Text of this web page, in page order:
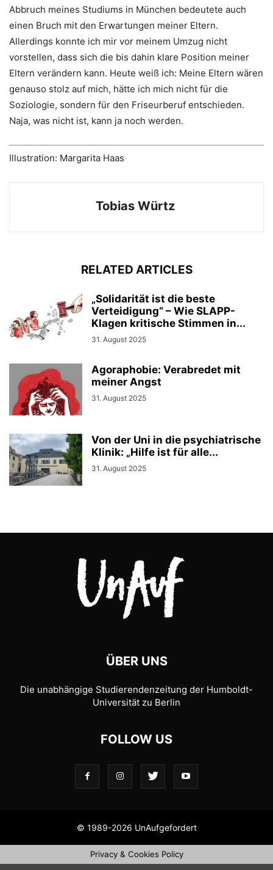
Abbruch meines Studiums in München bedeutete auch
einen Bruch mit den Erwartungen meiner Eltern.
Allerdings konnte ich mir vor meinem Umzug nicht
vorstellen, dass sich die bis dahin klare Position meiner
Eltern verändern kann. Heute weiß ich: Meine Eltern wären
genauso stolz auf mich, hätte ich mich nicht für die
Soziologie, sondern für den Friseurberuf entschieden.
Naja, was nicht ist, kann ja noch werden.
Illustration: Margarita Haas
Tobias Würtz
RELATED ARTICLES
„Solidarität ist die beste
Verteidigung“ – Wie SLAPP-
Klagen kritische Stimmen in...
31. August 2025
Agoraphobie: Verabredet mit
meiner Angst
31. August 2025
Von der Uni in die psychiatrische
Klinik: „Hilfe ist für alle...
31. August 2025
ÜBER UNS
Die unabhängige Studierendenzeitung der Humboldt-
Universität zu Berlin
FOLLOW US
© 1989-2026 UnAufgefordert
Privacy & Cookies Policy